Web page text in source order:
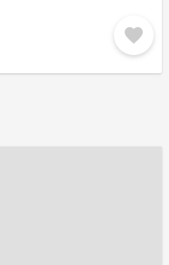
favorite